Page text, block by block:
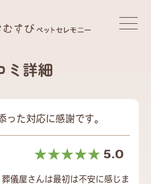
ミ詳細
った対応に感謝です。
☆☆☆☆☆
★★★★★ 5.0
儀屋さんは最初は不安に感じま